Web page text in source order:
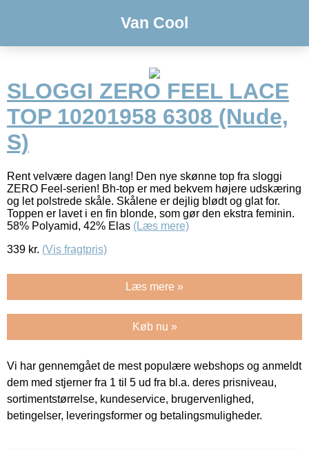
Van Cool
SLOGGI ZERO FEEL LACE
TOP 10201958 6308 (Nude,
S)
Rent velvære dagen lang! Den nye skønne top fra sloggi
ZERO Feel-serien! Bh-top er med bekvem højere udskæring
og let polstrede skåle. Skålene er dejlig blødt og glat for.
Toppen er lavet i en fin blonde, som gør den ekstra feminin.
58% Polyamid, 42% Elas (Læs mere)
339 kr. (Vis fragtpris)
Læs mere »
Køb nu »
Vi har gennemgået de mest populære webshops og anmeldt
dem med stjerner fra 1 til 5 ud fra bl.a. deres prisniveau,
sortimentstørrelse, kundeservice, brugervenlighed,
betingelser, leveringsformer og betalingsmuligheder.